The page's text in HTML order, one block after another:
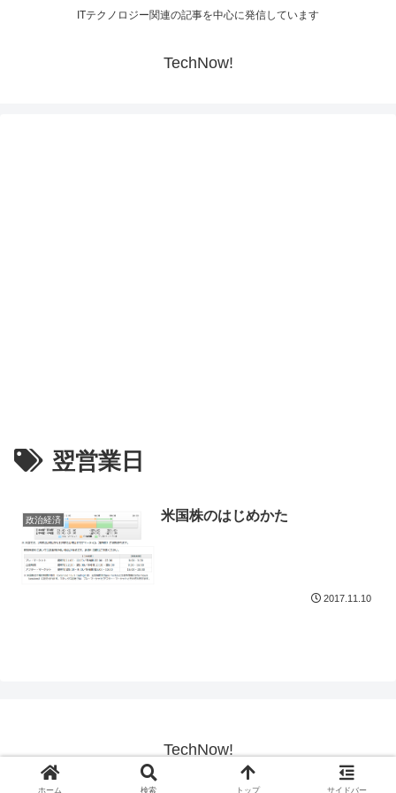
ITテクノロジー関連の記事を中心に発信しています
TechNow!
翌営業日
政治経済 米国株のはじめかた
2017.11.10
TechNow!
© 2017-2026 TechNow!.
ホーム 検索 トップ サイドバー